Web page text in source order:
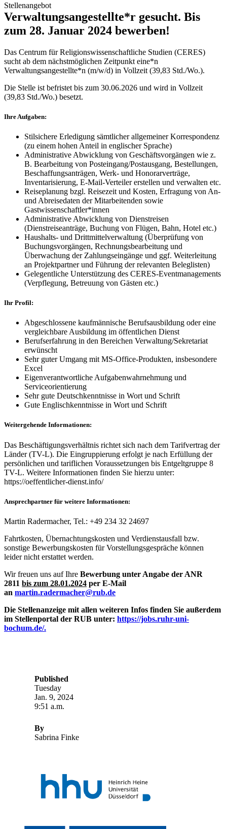
Stellenangebot
Verwaltungsangestellte*r gesucht. Bis
zum 28. Januar 2024 bewerben!
Das Centrum für Religionswissenschaftliche Studien (CERES)
sucht ab dem nächstmöglichen Zeitpunkt eine*n
Verwaltungsangestellte*n (m/w/d) in Vollzeit (39,83 Std./Wo.).
Die Stelle ist befristet bis zum 30.06.2026 und wird in Vollzeit
(39,83 Std./Wo.) besetzt.
Ihre Aufgaben:
Stilsichere Erledigung sämtlicher allgemeiner Korrespondenz
(zu einem hohen Anteil in englischer Sprache)
Administrative Abwicklung von Geschäftsvorgängen wie z.
B. Bearbeitung von Posteingang/Postausgang, Bestellungen,
Beschaffungsanträgen, Werk- und Honorarverträge,
Inventarisierung, E-Mail-Verteiler erstellen und verwalten etc.
Reiseplanung bzgl. Reisezeit und Kosten, Erfragung von An-
und Abreisedaten der Mitarbeitenden sowie
Gastwissenschaftler*innen
Administrative Abwicklung von Dienstreisen
(Dienstreiseanträge, Buchung von Flügen, Bahn, Hotel etc.)
Haushalts- und Drittmittelverwaltung (Überprüfung von
Buchungsvorgängen, Rechnungsbearbeitung und
Überwachung der Zahlungseingänge und ggf. Weiterleitung
an Projektpartner und Führung der relevanten Beleglisten)
Gelegentliche Unterstützung des CERES-Eventmanagements
(Verpflegung, Betreuung von Gästen etc.)
Ihr Profil:
Abgeschlossene kaufmännische Berufsausbildung oder eine
vergleichbare Ausbildung im öffentlichen Dienst
Berufserfahrung in den Bereichen Verwaltung/Sekretariat
erwünscht
Sehr guter Umgang mit MS-Office-Produkten, insbesondere
Excel
Eigenverantwortliche Aufgabenwahrnehmung und
Serviceorientierung
Sehr gute Deutschkenntnisse in Wort und Schrift
Gute Englischkenntnisse in Wort und Schrift
Weitergehende Informationen:
Das Beschäftigungsverhältnis richtet sich nach dem Tarifvertrag der
Länder (TV-L). Die Eingruppierung erfolgt je nach Erfüllung der
persönlichen und tariflichen Voraussetzungen bis Entgeltgruppe 8
TV-L. Weitere Informationen finden Sie hierzu unter:
https://oeffentlicher-dienst.info/
Ansprechpartner für weitere Informationen:
Martin Radermacher, Tel.: +49 234 32 24697
Fahrtkosten, Übernachtungskosten und Verdienstausfall bzw.
sonstige Bewerbungskosten für Vorstellungsgespräche können
leider nicht erstattet werden.
Wir freuen uns auf Ihre Bewerbung unter Angabe der ANR
2811 bis zum 28.01.2024 per E-Mail
an martin.radermacher@rub.de
Die Stellenanzeige mit allen weiteren Infos finden Sie außerdem
im Stellenportal der RUB unter: https://jobs.ruhr-uni-
bochum.de/.
Published
Tuesday
Jan. 9, 2024
9:51 a.m.
By
Sabrina Finke